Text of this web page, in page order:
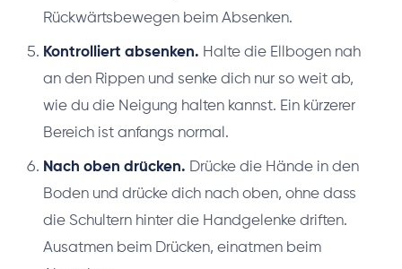
Rückwärtsbewegen beim Absenken.
Kontrolliert absenken. Halte die Ellbogen nah
an den Rippen und senke dich nur so weit ab,
wie du die Neigung halten kannst. Ein kürzerer
Bereich ist anfangs normal.
Nach oben drücken. Drücke die Hände in den
Boden und drücke dich nach oben, ohne dass
die Schultern hinter die Handgelenke driften.
Ausatmen beim Drücken, einatmen beim